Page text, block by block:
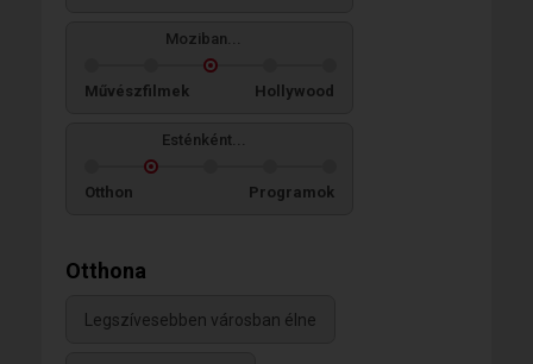
Moziban...
Művészfilmek Hollywood
Esténként...
Otthon Programok
Otthona
Legszívesebben városban élne